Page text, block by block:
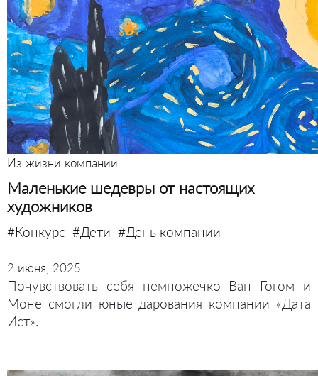
Из жизни компании
Маленькие шедевры от настоящих
художников
#Конкурс #Дети #День компании
2 июня, 2025
Почувствовать себя немножечко Ван Гогом и
Моне смогли юные дарования компании «Дата
Ист».